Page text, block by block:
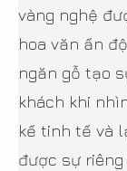
vàng nghệ
hoa văn ấn
ngăn gỗ tạo
khách khi
kế tinh tế và
được sự